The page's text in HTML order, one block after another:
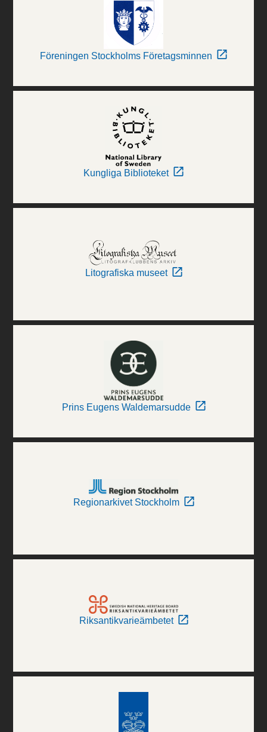
Föreningen Stockholms Företagsminnen
Kungliga Biblioteket
Litografiska museet
Prins Eugens Waldemarsudde
Regionarkivet Stockholm
Riksantikvarieämbetet